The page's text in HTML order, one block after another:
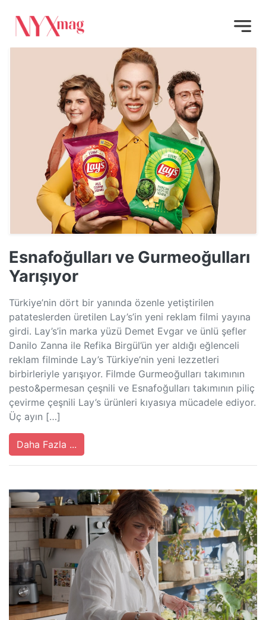
Esnafoğulları ve Gurmeoğulları
Yarışıyor
Türkiye’nin dört bir yanında özenle yetiştirilen
patateslerden üretilen Lay’s’in yeni reklam filmi yayına
girdi. Lay’s’in marka yüzü Demet Evgar ve ünlü şefler
Danilo Zanna ile Refika Birgül’ün yer aldığı eğlenceli
reklam filminde Lay’s Türkiye’nin yeni lezzetleri
birbirleriyle yarışıyor. Filmde Gurmeoğulları takımının
pesto&permesan çeşnili ve Esnafoğulları takımının piliç
çevirme çeşnili Lay’s ürünleri kıyasıya mücadele ediyor.
Üç ayın […]
Daha Fazla ...